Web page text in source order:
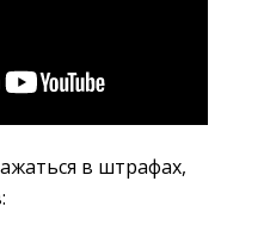
в штрафах,